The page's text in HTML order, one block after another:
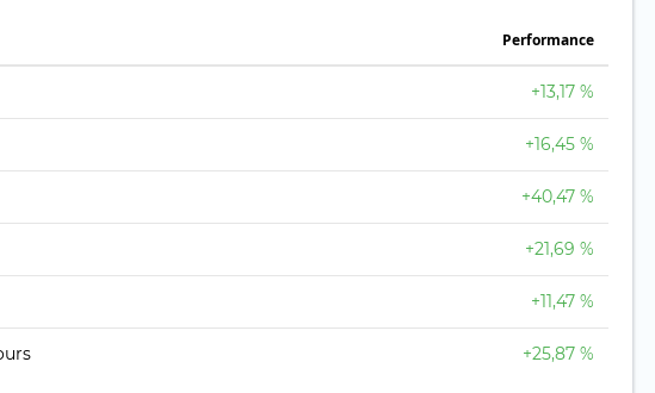
Performance
+13,17 %
+16,45 %
+40,47 %
+21,69 %
+11,47 %
+25,87 %